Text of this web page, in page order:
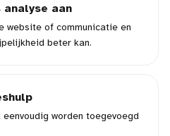
aan
website of communicatie en
beter kan.
eenvoudig worden toegevoegd